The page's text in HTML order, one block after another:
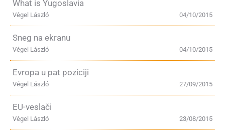
What is Yugoslavia
04/10/2015
Végel László
Sneg na ekranu
04/10/2015
Végel László
Evropa u pat poziciji
27/09/2015
Végel László
EU-veslači
23/08/2015
Végel László